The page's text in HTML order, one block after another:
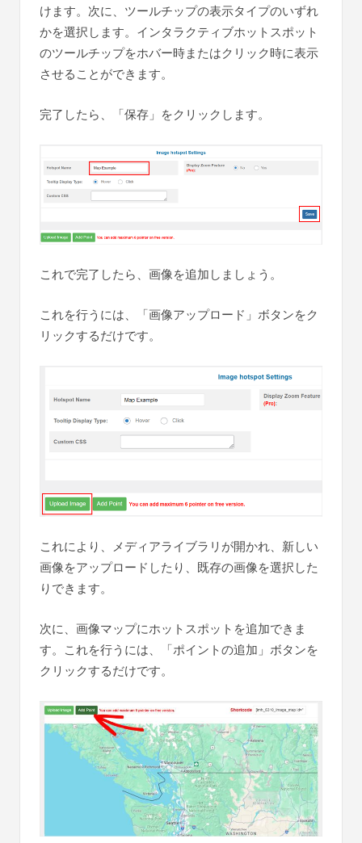
けます。次に、ツールチップの表示タイプのいずれ
かを選択します。インタラクティブホットスポット
のツールチップをホバー時またはクリック時に表示
させることができます。
完了したら、「保存」をクリックします。
これで完了したら、画像を追加しましょう。
これを行うには、「画像アップロード」ボタンをク
リックするだけです。
これにより、メディアライブラリが開かれ、新しい
画像をアップロードしたり、既存の画像を選択した
りできます。
次に、画像マップにホットスポットを追加できま
す。これを行うには、「ポイントの追加」ボタンを
クリックするだけです。